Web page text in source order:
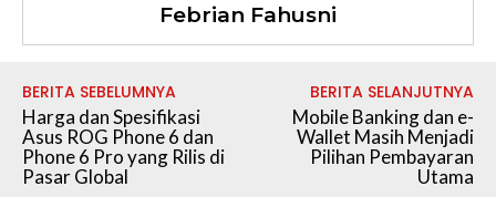
Febrian Fahusni
BERITA SEBELUMNYA
Harga dan Spesifikasi
Asus ROG Phone 6 dan
Phone 6 Pro yang Rilis di
Pasar Global
BERITA SELANJUTNYA
Mobile Banking dan e-
Wallet Masih Menjadi
Pilihan Pembayaran
Utama